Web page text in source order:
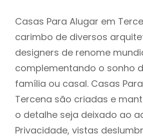
Casas Para Alugar em
carimbo de diversos
designers de renome
complementando o sonho
família ou casal. Casas
Tercena são criadas e
o detalhe seja deixado ao
Privacidade, vistas